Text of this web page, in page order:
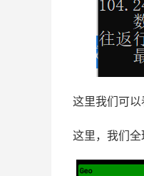
这里我们可以
这里，我们全